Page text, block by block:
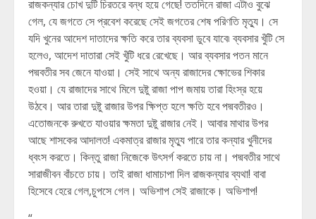
রাজকন্যার চোখ দুটি চিরতরে বন্ধ হয়ে গেছে! ততদিনে রাজা এটাও বুঝে
গেল, যে জগতে সে প্রবেশ করেছে সেই জগতের শেষ পরিণতি মৃত্যু। সে
যদি খুনের আদেশ দাতাদের ক্ষতি করে তার ব্যবসা ডুবে যাবে৷ ব্যবসার খুঁটি সে
হলেও, আদেশ দাতারা সেই খুঁটি ধরে রেখেছে। আর ব্যবসার পতন মানে
পদ্মবতীর সব জেনে যাওয়া। সেই সাথে অন্য রাজাদের ক্ষোভের শিকার
হওয়া। যে রাজাদের সাথে মিলে দুষ্টু রাজা পাপ জমায় তারা হিংস্র হয়ে
উঠবে। আর তারা দুষ্টু রাজার উপর ক্ষিপ্ত হলে ক্ষতি হবে পদ্মবতীরও।
এতোজনকে রুখতে যাওয়ার ক্ষমতা দুষ্টু রাজার নেই। আবার মাথার উপর
আছে শাসকের আদালত! একমাত্র রাজার মৃত্যু পারে তার কন্যার খুনীদের
ধ্বংস করতে। কিন্তু রাজা নিজেকে উৎসর্গ করতে চায় না। পদ্মবতীর সাথে
সারাজীবন বাঁচতে চায়। তাই রাজা ধামাচাপা দিল রাজকন্যার ব্যথা! বাবা
হিসেবে হেরে গেল,চুপসে গেল। অভিশাপ সেই রাজাকে। অভিশাপ!